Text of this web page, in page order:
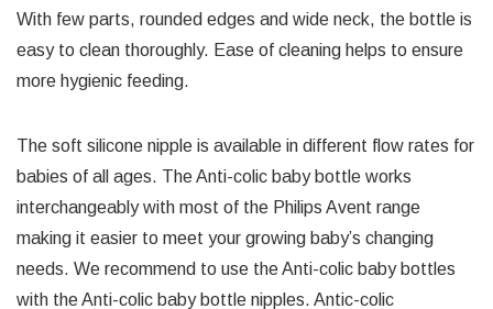
With few parts, rounded edges and wide neck, the bottle is
easy to clean thoroughly. Ease of cleaning helps to ensure
more hygienic feeding.
The soft silicone nipple is available in different flow rates for
babies of all ages. The Anti-colic baby bottle works
interchangeably with most of the Philips Avent range
making it easier to meet your growing baby’s changing
needs. We recommend to use the Anti-colic baby bottles
with the Anti-colic baby bottle nipples. Antic-colic